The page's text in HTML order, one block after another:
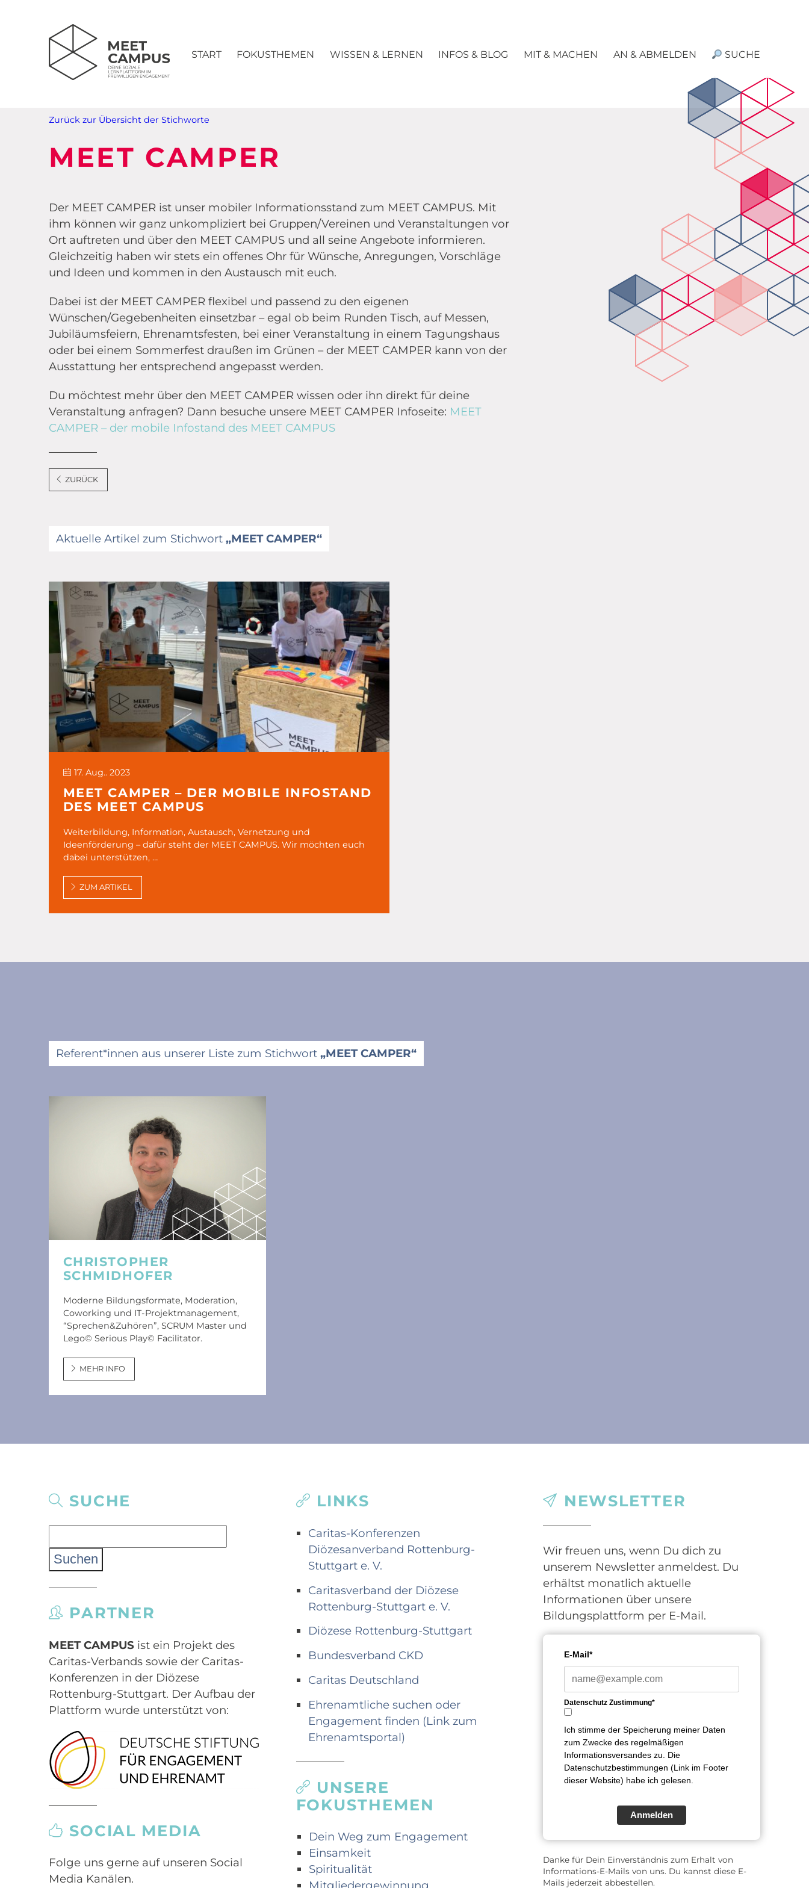
START FOKUSTHEMEN WISSEN & LERNEN INFOS & BLOG MIT & MACHEN AN & ABMELDEN SUCHE
Zurück zur Übersicht der Stichworte
MEET CAMPER
Der MEET CAMPER ist unser mobiler Informationsstand zum MEET CAMPUS. Mit
ihm können wir ganz unkompliziert bei Gruppen/Vereinen und Veranstaltungen vor
Ort auftreten und über den MEET CAMPUS und all seine Angebote informieren.
Gleichzeitig haben wir stets ein offenes Ohr für Wünsche, Anregungen, Vorschläge
und Ideen und kommen in den Austausch mit euch.
Dabei ist der MEET CAMPER flexibel und passend zu den eigenen
Wünschen/Gegebenheiten einsetzbar – egal ob beim Runden Tisch, auf Messen,
Jubiläumsfeiern, Ehrenamtsfesten, bei einer Veranstaltung in einem Tagungshaus
oder bei einem Sommerfest draußen im Grünen – der MEET CAMPER kann von der
Ausstattung her entsprechend angepasst werden.
Du möchtest mehr über den MEET CAMPER wissen oder ihn direkt für deine
Veranstaltung anfragen? Dann besuche unsere MEET CAMPER Infoseite: MEET
CAMPER – der mobile Infostand des MEET CAMPUS
ZURÜCK
Aktuelle Artikel zum Stichwort „MEET CAMPER“
17. Aug.. 2023
MEET CAMPER – DER MOBILE INFOSTAND
DES MEET CAMPUS
Weiterbildung, Information, Austausch, Vernetzung und
Ideenförderung – dafür steht der MEET CAMPUS. Wir möchten euch
dabei unterstützen, …
ZUM ARTIKEL
Referent*innen aus unserer Liste zum Stichwort „MEET CAMPER“
CHRISTOPHER
SCHMIDHOFER
Moderne Bildungsformate, Moderation,
Coworking und IT-Projektmanagement,
“Sprechen&Zuhören”, SCRUM Master und
Lego© Serious Play© Facilitator.
MEHR INFO
SUCHE
nach:
PARTNER
MEET CAMPUSist ein Projekt des
Caritas-Verbands sowie der Caritas-
Konferenzen in der Diözese
Rottenburg-Stuttgart. Der Aufbau der
Plattform wurde unterstützt von:
SOCIAL MEDIA
Folge uns gerne auf unseren Social
Media Kanälen.
LINKS
Caritas-Konferenzen
Diözesanverband Rottenburg-
Stuttgart e. V.
Caritasverband der Diözese
Rottenburg-Stuttgart e. V.
Diözese Rottenburg-Stuttgart
Bundesverband CKD
Caritas Deutschland
Ehrenamtliche suchen oder
Engagement finden (Link zum
Ehrenamtsportal)
UNSERE
FOKUSTHEMEN
Dein Weg zum Engagement
Einsamkeit
Spiritualität
NEWSLETTER
Wir freuen uns, wenn Du dich zu
unserem Newsletter anmeldest. Du
erhältst monatlich aktuelle
Informationen über unsere
Bildungsplattform per E-Mail.
E-Mail*
Datenschutz Zustimmung*
Ich stimme der Speicherung meiner Daten
zum Zwecke des regelmäßigen
Informationsversandes zu. Die
Datenschutzbestimmungen (Link im Footer
dieser Website) habe ich gelesen.
Anmelden
Danke für Dein Einverständnis zum Erhalt von
Informations-E-Mails von uns. Du kannst diese E-
Mails jederzeit abbestellen.